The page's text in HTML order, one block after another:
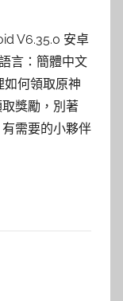
V6.35.0 安卓
言：簡體中文
如何領取原神
獎勵，別著
需要的小夥伴